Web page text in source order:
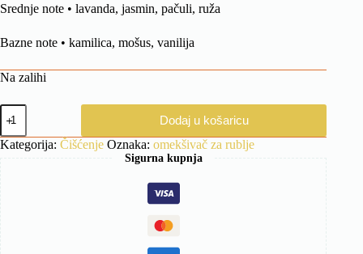
Srednje note • lavanda, jasmin, pačuli, ruža
Bazne note • kamilica, mošus, vanilija
Na zalihi
Omekšivač
za
rublje
količina
Dodaj u košaricu
Kategorija: Čišćenje Oznaka: omekšivač za rublje
Sigurna kupnja